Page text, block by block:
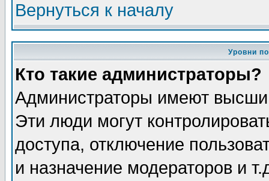
Вернуться к началу
Уровни
Кто такие администраторы?
Администраторы имеют
Эти люди могут
доступа, отключение
и назначение модераторов и